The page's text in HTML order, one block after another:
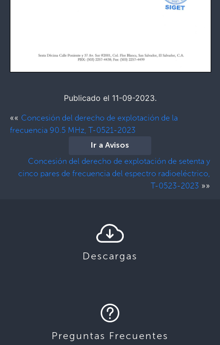
Publicado el 11-09-2023.
«« Concesión del derecho de explotación de la
frecuencia 90.5 MHz, T-0521-2023
Ir a Avisos
Concesión del derecho de explotación de setenta y
cinco pares de frecuencia del espectro radioeléctrico,
T-0523-2023 »»
Descargas
Preguntas Frecuentes